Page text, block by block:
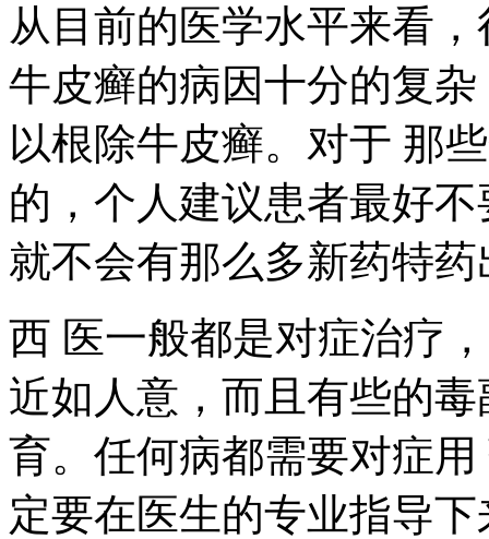
从目前的医学水平来看
牛皮癣的病因十分的复
以根除牛皮癣。对于 那
的，个人建议患者最好
就不会有那么多新药特
西 医一般都是对症治疗
近如人意，而且有些的
育。任何病都需要对症
定要在医生的专业指导